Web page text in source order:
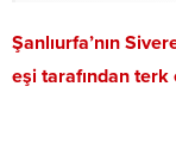
Şanlıurfa’nın
eşi tarafından terk